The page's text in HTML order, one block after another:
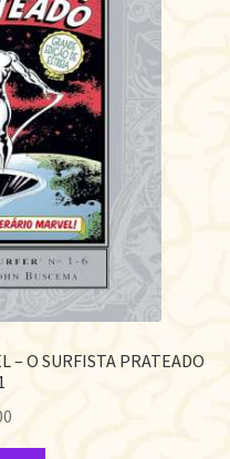
– O SURFISTA PRATEADO